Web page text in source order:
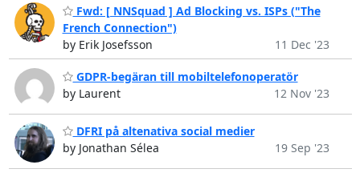
Fwd: [ NNSquad ] Ad Blocking vs. ISPs ("The
French Connection")
by Erik Josefsson
11 Dec '23
GDPR-begäran till mobiltelefonoperatör
by Laurent
12 Nov '23
DFRI på altenativa social medier
by Jonathan Sélea
19 Sep '23